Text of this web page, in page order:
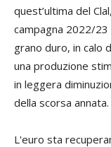
quest’ultima del
campagna 2022/
grano duro, in calo
una produzione
in leggera
della scorsa annata.
L'euro sta